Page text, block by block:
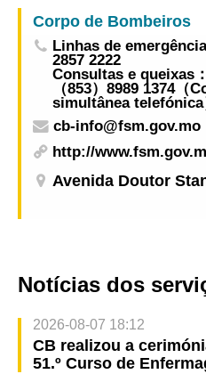
Promoção da saúde
construção conjunta de
saudável
Corpo de Bombeiros
Linhas de emergência
2857 2222
Consultas e queixas
（853）8989 1374（
simultânea telefónica
cb-info@fsm.gov.mo
http://
Avenida Doutor
Notícias dos
2026-08-07 18:12
CB realizou a
51.º Curso de